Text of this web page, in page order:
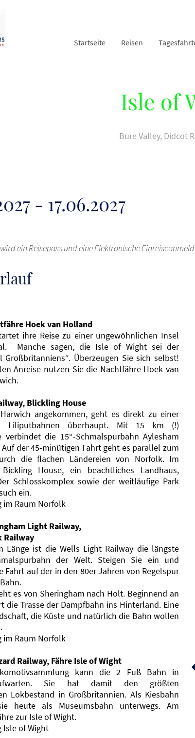
Startseite Reisen
Isle of
Bure Valley, Didcot
- 17.06.2027
Hoek van Holland
ihre Reise zu einer ungewöhnlichen Insel
Manche sagen, die Isle of Wight sei der
Großbritanniens“. Überzeugen Sie sich selbst!
Anreise nutzen Sie die Nachtfähre Hoek van
Blickling House
angekommen, geht es direkt zu einer
Liliputbahnen überhaupt. Mit 15 km (!)
verbindet die 15“-Schmalspurbahn Aylesham
der 45-minütigen Fahrt geht es parallel zum
die flachen Ländereien von Norfolk. Im
House, ein beachtliches Landhaus,
Schlosskomplex sowie der weitläufige Park
ein.
im Raum Norfolk
Light Railway,
Railway
Länge ist die Wells Light Railway die längste
der Welt. Steigen Sie ein und
Fahrt auf der in den 80er Jahren von Regelspur
es von Sheringham nach Holt. Beginnend an
die Trasse der Dampfbahn ins Hinterland. Eine
die Küste und natürlich die Bahn wollen
im Raum Norfolk
Railway, Fähre Isle of Wight
kann die 2 Fuß Bahn in
Sie hat damit den größten
Lokbestand in Großbritannien. Als Kiesbahn
heute als Museumsbahn unterwegs. Am
zur Isle of Wight.
Isle of Wight
ein Reisepass und eine Elektronische